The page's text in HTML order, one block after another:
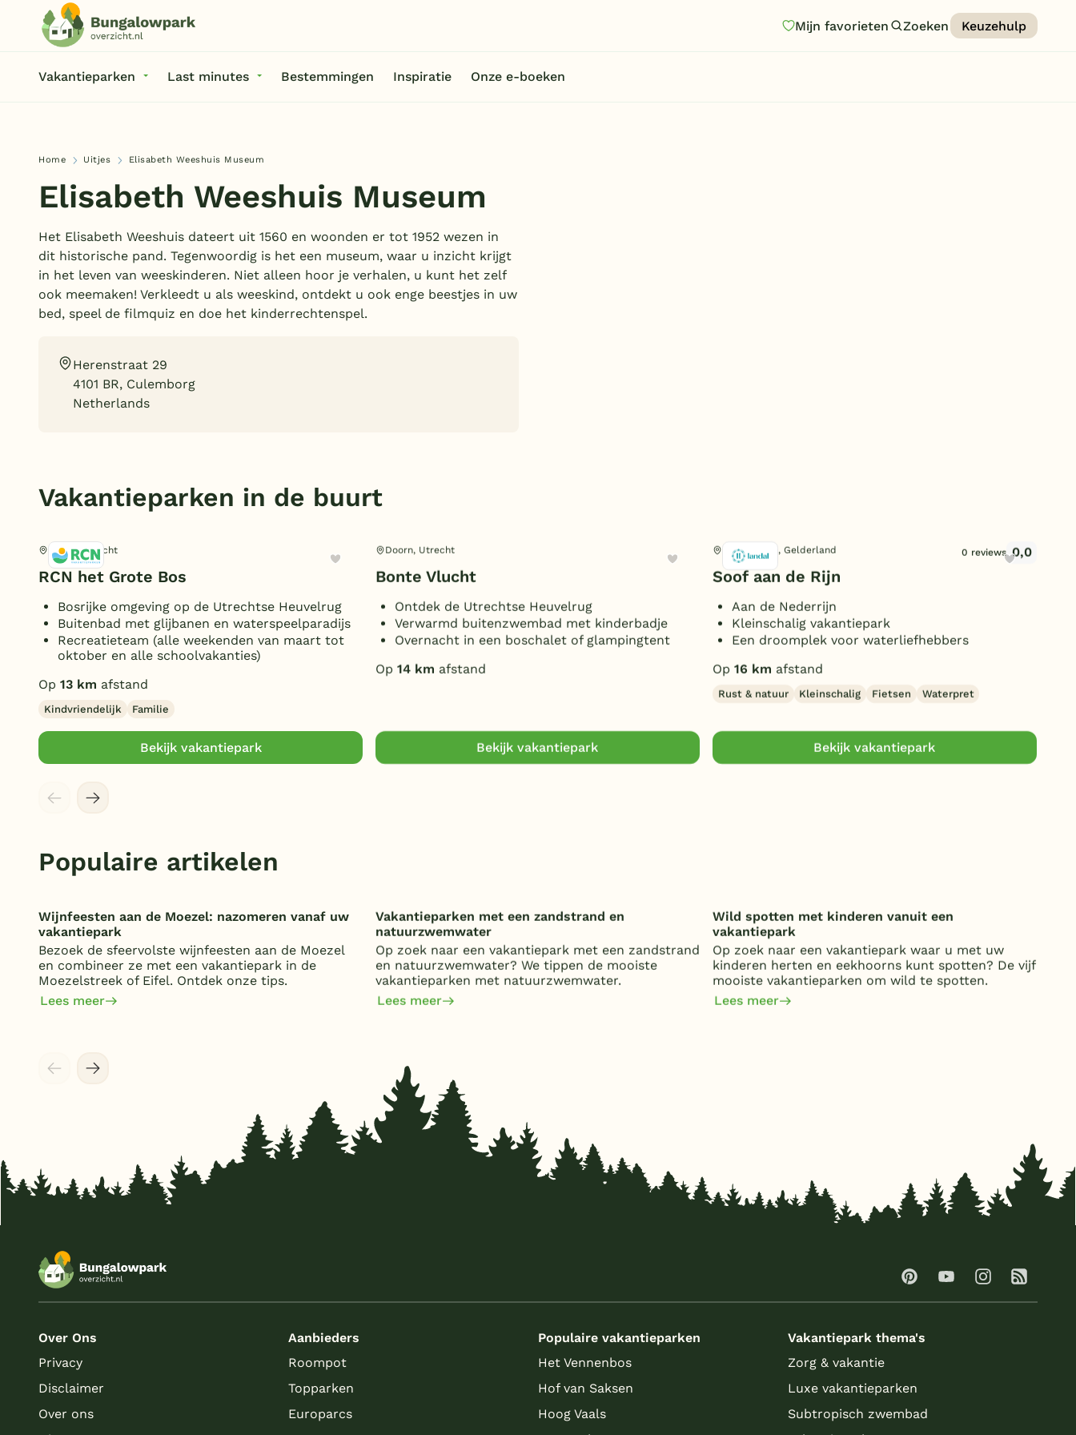
Mijn favorieten Zoeken Keuzehulp
Vakantieparken Last minutes Bestemmingen Inspiratie Onze e-boeken
Bestemmingen
Nederland
Veluwe
Texel
Duitsland
België
Home Uitjes Elisabeth Weeshuis Museum
Elisabeth Weeshuis Museum
Het Elisabeth Weeshuis dateert uit 1560 en woonden er tot 1952 wezen in
dit historische pand. Tegenwoordig is het een museum, waar u inzicht krijgt
in het leven van weeskinderen. Niet alleen hoor je verhalen, u kunt het zelf
ook meemaken! Verkleedt u als weeskind, ontdekt u ook enge beestjes in uw
bed, speel de filmquiz en doe het kinderrechtenspel.
Herenstraat 29
4101 BR, Culemborg
Netherlands
Vakantieparken in de buurt
Doorn, Utrecht
RCN het Grote Bos
Bosrijke omgeving op de Utrechtse Heuvelrug
Buitenbad met glijbanen en waterspeelparadijs
Recreatieteam (alle weekenden van maart tot
oktober en alle schoolvakanties)
Op 13 km afstand
Kindvriendelijk Familie
Bekijk vakantiepark
Doorn, Utrecht
Bonte Vlucht
Ontdek de Utrechtse Heuvelrug
Verwarmd buitenzwembad met kinderbadje
Overnacht in een boschalet of glampingtent
Op 14 km afstand
Bekijk vakantiepark
Eck en Wiel, Gelderland 0 reviews 0,0
Soof aan de Rijn
Aan de Nederrijn
Kleinschalig vakantiepark
Een droomplek voor waterliefhebbers
Op 16 km afstand
Rust & natuur Kleinschalig Fietsen Waterpret
Bekijk vakantiepark
Populaire artikelen
Wijnfeesten aan de Moezel: nazomeren vanaf uw
vakantiepark
Bezoek de sfeervolste wijnfeesten aan de Moezel
en combineer ze met een vakantiepark in de
Moezelstreek of Eifel. Ontdek onze tips.
Lees meer
Vakantieparken met een zandstrand en
natuurzwemwater
Op zoek naar een vakantiepark met een zandstrand
en natuurzwemwater? We tippen de mooiste
vakantieparken met natuurzwemwater.
Lees meer
Wild spotten met kinderen vanuit een
vakantiepark
Op zoek naar een vakantiepark waar u met uw
kinderen herten en eekhoorns kunt spotten? De vijf
mooiste vakantieparken om wild te spotten.
Lees meer
Over Ons
Privacy
Disclaimer
Over ons
Aanbieders
Roompot
Topparken
Europarcs
Populaire vakantieparken
Het Vennenbos
Hof van Saksen
Hoog Vaals
Vakantiepark thema's
Zorg & vakantie
Luxe vakantieparken
Subtropisch zwembad